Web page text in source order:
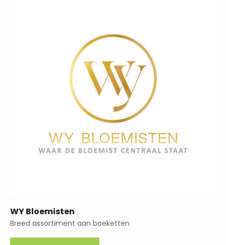
WY Bloemisten
Breed assortiment aan boeketten